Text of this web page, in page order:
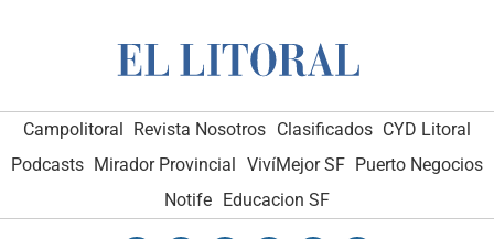
Campolitoral Revista Nosotros Clasificados CYD Litoral
Podcasts Mirador Provincial VivíMejor SF Puerto Negocios
Notife Educacion SF